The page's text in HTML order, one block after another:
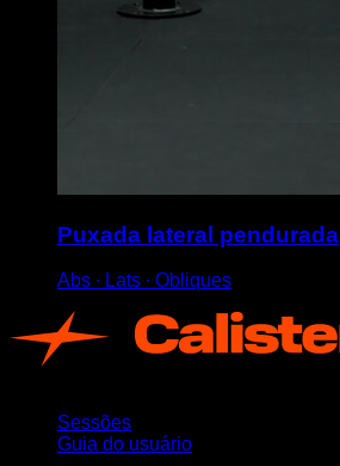
Puxada lateral pendurada
Abs ∙ Lats ∙ Obliques
Sessões
Guia do usuário